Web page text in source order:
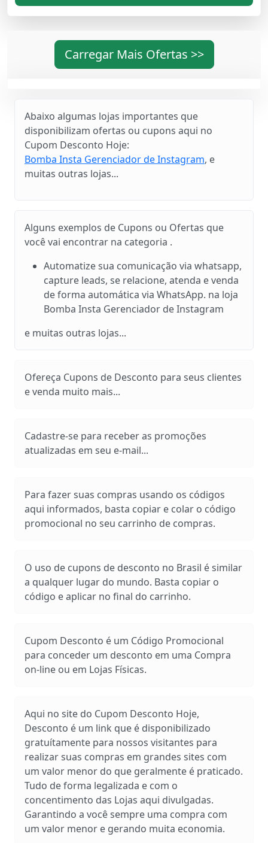
Carregar Mais Ofertas >>
Abaixo algumas lojas importantes que
disponibilizam ofertas ou cupons aqui no
Cupom Desconto Hoje:
Bomba Insta Gerenciador de Instagram, e
muitas outras lojas...
Alguns exemplos de Cupons ou Ofertas que
você vai encontrar na categoria .
Automatize sua comunicação via whatsapp,
capture leads, se relacione, atenda e venda
de forma automática via WhatsApp. na loja
Bomba Insta Gerenciador de Instagram
e muitas outras lojas...
Ofereça Cupons de Desconto para seus clientes
e venda muito mais...
Cadastre-se para receber as promoções
atualizadas em seu e-mail...
Para fazer suas compras usando os códigos
aqui informados, basta copiar e colar o código
promocional no seu carrinho de compras.
O uso de cupons de desconto no Brasil é similar
a qualquer lugar do mundo. Basta copiar o
código e aplicar no final do carrinho.
Cupom Desconto é um Código Promocional
para conceder um desconto em uma Compra
on-line ou em Lojas Físicas.
Aqui no site do Cupom Desconto Hoje,
Desconto é um link que é disponibilizado
gratuítamente para nossos visitantes para
realizar suas compras em grandes sites com
um valor menor do que geralmente é praticado.
Tudo de forma legalizada e com o
concentimento das Lojas aqui divulgadas.
Garantindo a você sempre uma compra com
um valor menor e gerando muita economia.